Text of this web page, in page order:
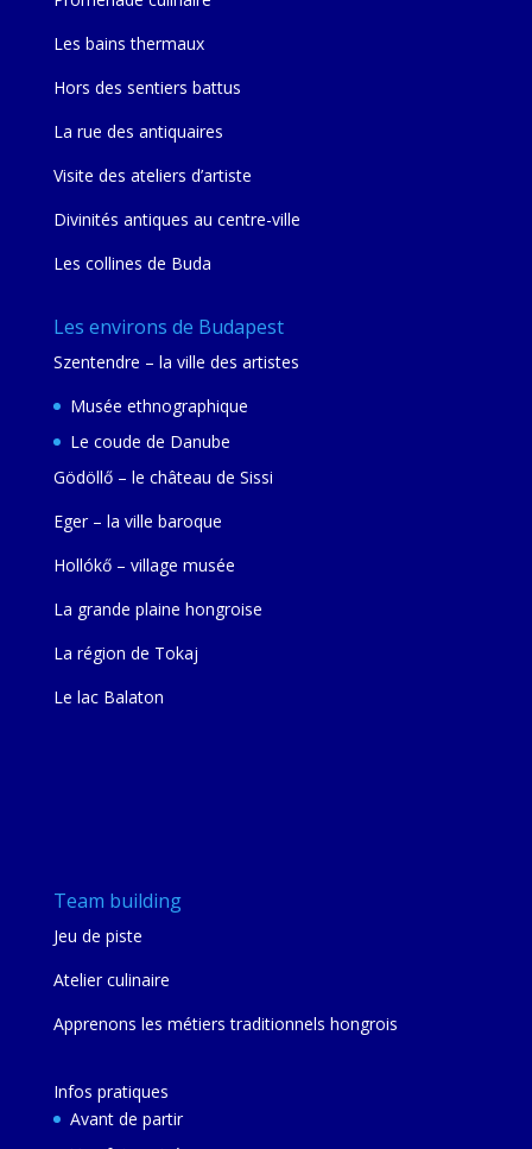
Les bains thermaux
Hors des sentiers battus
La rue des antiquaires
Visite des ateliers d’artiste
Divinités antiques au centre-ville
Les collines de Buda
Les environs de Budapest
Szentendre – la ville des artistes
Musée ethnographique
Le coude de Danube
Gödöllő – le château de Sissi
Eger – la ville baroque
Hollókő – village musée
La grande plaine hongroise
La région de Tokaj
Le lac Balaton
Team building
Jeu de piste
Atelier culinaire
Apprenons les métiers traditionnels hongrois
Infos pratiques
Avant de partir